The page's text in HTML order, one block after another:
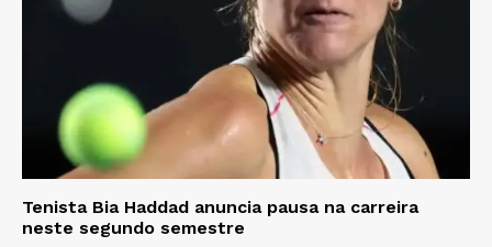
Tenista Bia Haddad anuncia pausa na carreira
neste segundo semestre